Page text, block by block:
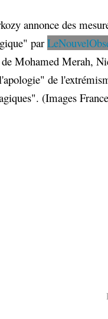
annonce des
par
Mohamed Merah,
de
(Images